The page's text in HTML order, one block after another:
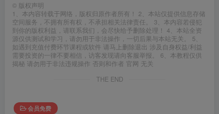
© 版权声明
1、本内容转载于网络，版权归原作者所有！ 2、本站仅提供信息存储
空间服务，不拥有所有权，不承担相关法律责任。 3、本内容若侵犯
到你的版权利益，请联系我们，会尽快给予删除处理！ 4、本站全资
源仅供测试和学习，请勿用于非法操作，一切后果与本站无关。 5、
如遇到充值付费环节课程或软件 请马上删除退出 涉及自身权益/利益
需要投资的一律不要相信，访客发现请向客服举报。 6、本教程仅供
揭秘 请勿用于非法违规操作 否则和作者 官网 无关
THE END
会员免费